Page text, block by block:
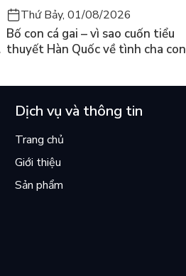
Thứ Bảy, 01/08/2026
Bố con cá gai – vì sao cuốn tiểu
thuyết Hàn Quốc về tình cha con
Dịch vụ và thông tin
Trang chủ
Giới thiệu
Sản phẩm